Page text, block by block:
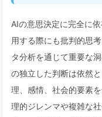
AIの意思決定に完全に
用する際にも批判的思
タ分析を通じて重要な
の独立した判断は依然
理、感情、社会的要素
理的ジレンマや複雑な